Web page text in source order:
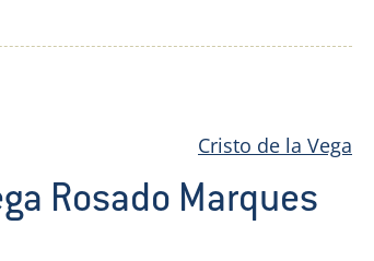
Cristo de la Vega
Rosado Marques